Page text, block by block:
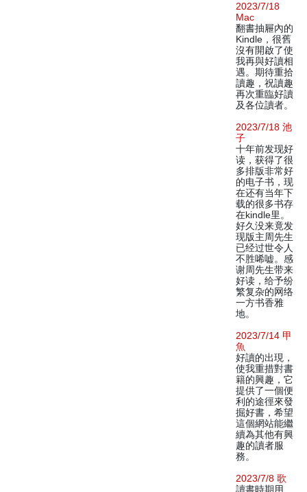
2023/7/18
Mac
翻書抽屜內的
Kindle，很舊
沒有開啟了使
我再與好讀相
遇。期待重拾
讀趣，祝讀趣
再次重臨好讀
及各位讀者。
2023/7/18 池
子
十年前发现好
读，获得了很
多排版非常好
的电子书，现
在还有当年下
载的很多书存
在kindle里。
好久没来竟发
现版主周先生
已经过世令人
不胜唏嘘。感
谢周先生带来
好读，给予纷
繁复杂的网络
一方书香雅
地。
2023/7/14 甲
魚
好讀的出現，
使我重措對書
籍的興趣，它
提供了一個便
利的途徑來發
掘好書，希望
這個網站能繼
續為其他有興
趣的讀者服
務。
2023/7/8 歌
讀書時期用